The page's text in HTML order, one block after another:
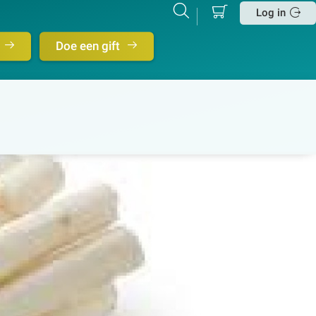
Zoeken
Mijn
winkelmand
BetalenLog in
Doe een gift